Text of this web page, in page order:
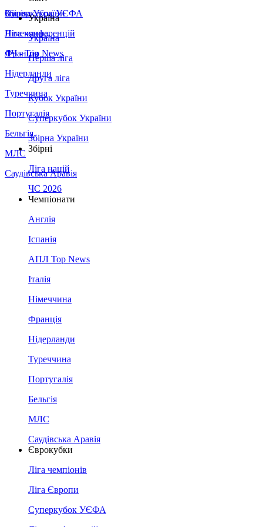
Збірна України
Італія
Німеччина
Франція
Нідерланди
Туреччина
Португалія
Бельгія
МЛС
Саудівська Аравія
Суперкубок УЄФА
Ліга конференцій
ЛЧ - Top News
Україна
Україна
Перша ліга
Друга ліга
Кубок України
Суперкубок України
Збірна України
Збірні
Ліга націй
ЧС 2026
Чемпіонати
Англія
Іспанія
АПЛ Top News
Італія
Німеччина
Франція
Нідерланди
Туреччина
Португалія
Бельгія
МЛС
Саудівська Аравія
Єврокубки
Ліга чемпіонів
Ліга Європи
Суперкубок УЄФА